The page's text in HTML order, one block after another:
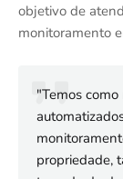
objetivo de
monitoramento
"Temos
propriedade,